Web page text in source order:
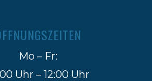
Mo – Fr:
Uhr – 12:00 Uhr